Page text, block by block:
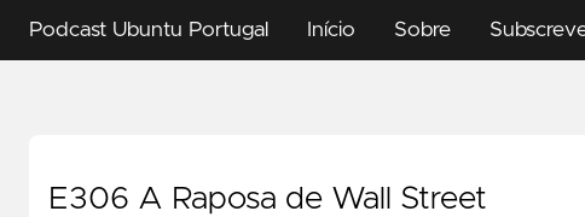
Podcast Ubuntu Portugal Início Sobre
E306 A Raposa de Wall Street